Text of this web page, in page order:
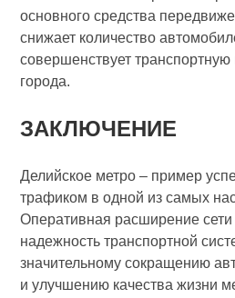
основного средства
снижает количество
совершенствует транспортную
города.
ЗАКЛЮЧЕНИЕ
Делийское метро – пример
трафиком в одной из самых
Оперативная расширение сети
надежность транспортной
значительному сокращению
и улучшению качества жизни